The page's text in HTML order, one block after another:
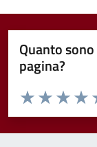
Quanto
pagina?
Valuta da 1 a 5
Valuta 3
Valuta 2
Valuta 1 stelle